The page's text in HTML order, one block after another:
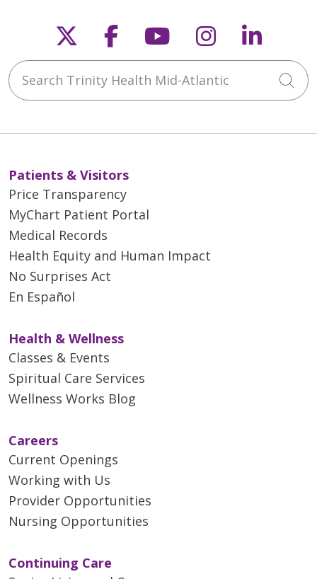
Follow us on X
Follow us on
Follow us on
Follow us
Search Trinity Health Mid-Atlantic
Patients & Visitors
Price Transparency
MyChart Patient Portal
Medical Records
Health Equity and Human Impact
No Surprises Act
En Español
Health & Wellness
Classes & Events
Spiritual Care Services
Wellness Works Blog
Careers
Current Openings
Working with Us
Provider Opportunities
Nursing Opportunities
Continuing Care